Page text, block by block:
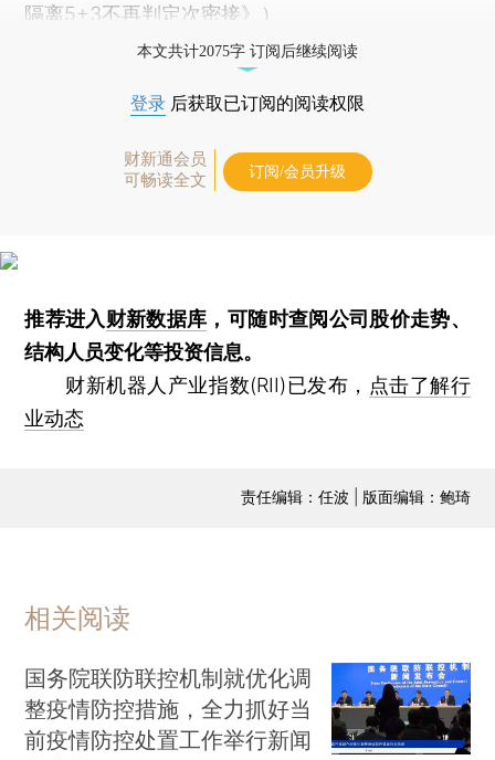
隔离5+3不再判定次密接》）
本文共计2075字 订阅后继续阅读
登录 后获取已订阅的阅读权限
财新通会员
可畅读全文
订阅/会员升级
推荐进入财新数据库 ，可随时查阅公司股价走势、
结构人员变化等投资信息。
财新机器人产业指数(RII)已发布， 点击了解行
业动态
责任编辑：任波 | 版面编辑：鲍琦
相关阅读
国务院联防联控机制就优化调
整疫情防控措施，全力抓好当
前疫情防控处置工作举行新闻